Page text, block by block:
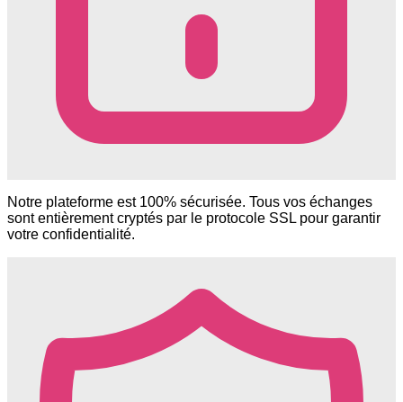
Notre plateforme est 100% sécurisée. Tous vos échanges
sont entièrement cryptés par le protocole SSL pour garantir
votre confidentialité.